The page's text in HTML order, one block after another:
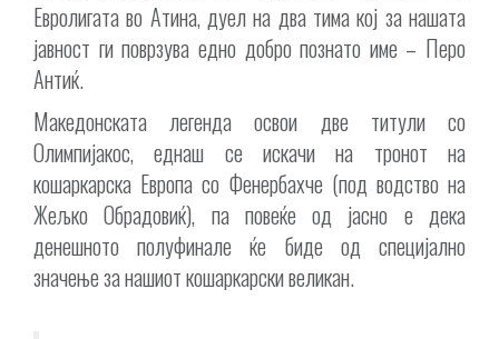
Евролигата во Атина, дуел на два тима кој за нашата
јавност ги поврзува едно добро познато име – Перо
Антиќ.
Македонската легенда освои две титули со
Олимпијакос, еднаш се искачи на тронот на
кошаркарска Европа со Фенербахче (под водство на
Жељко Обрадовиќ), па повеќе од јасно е дека
денешното полуфинале ќе биде од специјално
значење за нашиот кошаркарски великан.